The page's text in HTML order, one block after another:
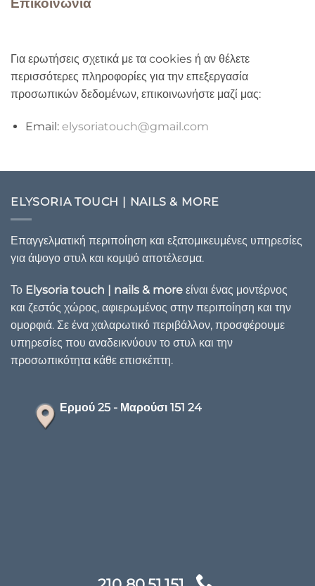
Για ερωτήσεις σχετικά με τα cookies ή αν θέλετε
περισσότερες πληροφορίες για την επεξεργασία
προσωπικών δεδομένων, επικοινωνήστε μαζί μας:
Email: elysoriatouch@gmail.com
ELYSORIA TOUCH | NAILS & MORE
Επαγγελματική περιποίηση και εξατομικευμένες υπηρεσίες
για άψογο στυλ και κομψό αποτέλεσμα.
Το Elysoria touch | nails & more είναι ένας μοντέρνος
και ζεστός χώρος, αφιερωμένος στην περιποίηση και την
ομορφιά. Σε ένα χαλαρωτικό περιβάλλον, προσφέρουμε
υπηρεσίες που αναδεικνύουν το στυλ και την
προσωπικότητα κάθε επισκέπτη.
Ερμού 25 - Μαρούσι 151 24